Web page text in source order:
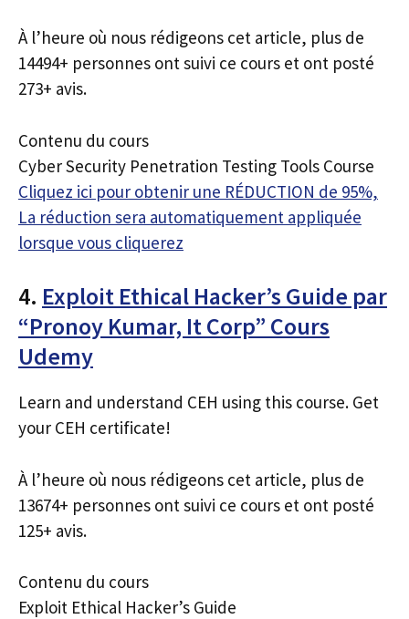
À l’heure où nous rédigeons cet article, plus de
14494+ personnes ont suivi ce cours et ont posté
273+ avis.
Contenu du cours
Cyber Security Penetration Testing Tools Course
Cliquez ici pour obtenir une RÉDUCTION de 95%,
La réduction sera automatiquement appliquée
lorsque vous cliquerez
4. Exploit Ethical Hacker’s Guide par
“Pronoy Kumar, It Corp” Cours
Udemy
Learn and understand CEH using this course. Get
your CEH certificate!
À l’heure où nous rédigeons cet article, plus de
13674+ personnes ont suivi ce cours et ont posté
125+ avis.
Contenu du cours
Exploit Ethical Hacker’s Guide